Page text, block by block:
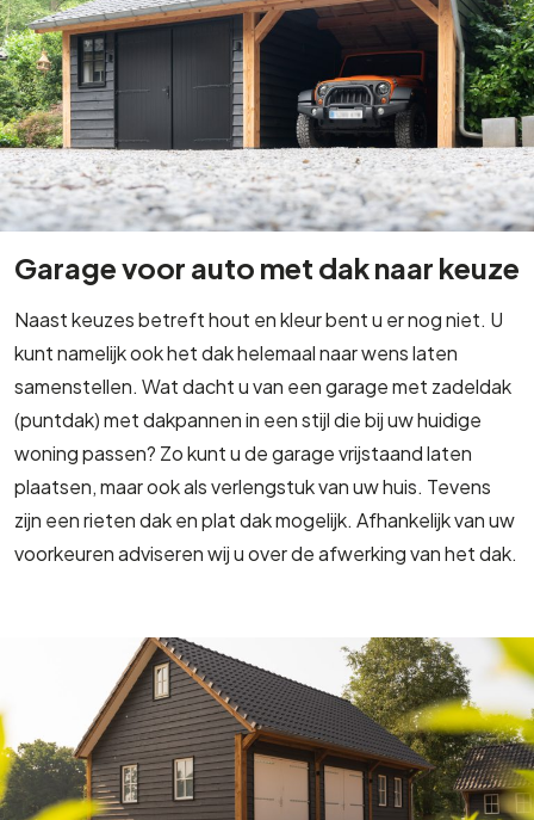
Garage voor auto met dak naar keuze
Naast keuzes betreft hout en kleur bent u er nog niet. U
kunt namelijk ook het dak helemaal naar wens laten
samenstellen. Wat dacht u van een garage met zadeldak
(puntdak) met dakpannen in een stijl die bij uw huidige
woning passen? Zo kunt u de garage vrijstaand laten
plaatsen, maar ook als verlengstuk van uw huis. Tevens
zijn een rieten dak en plat dak mogelijk. Afhankelijk van uw
voorkeuren adviseren wij u over de afwerking van het dak.